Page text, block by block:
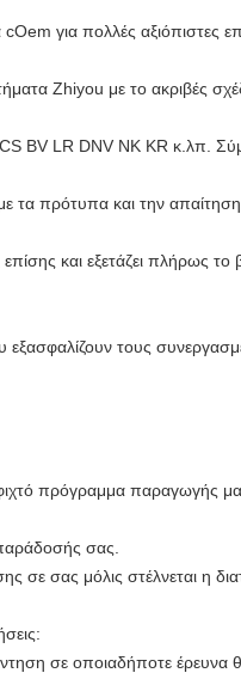
για πολλές αξιόπιστες
Zhiyou με το ακριβές
BV LR DNV NK KR κ.λπ.
τα πρότυπα και την
και εξετάζει πλήρως
εξασφαλίζουν τους
πρόγραμμα παραγωγής
σας.
σε σας μόλις στέλνεται η
σε οποιαδήποτε